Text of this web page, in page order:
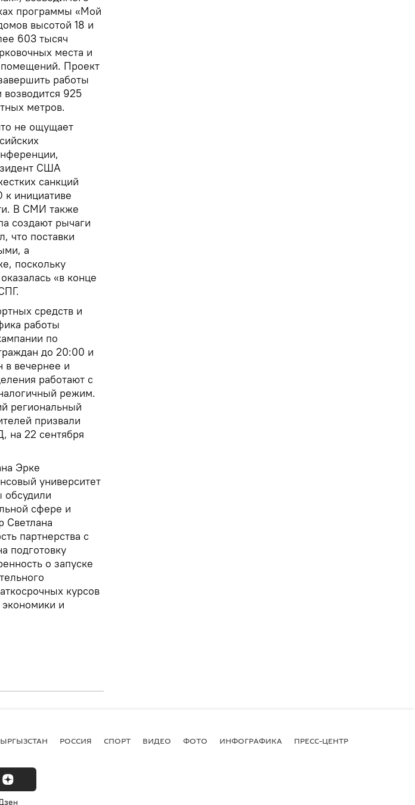
программы «Мой
высотой 18 и
603 тысяч
места и
Проект
работы
925
метров.
не ощущает
США
санкций
к инициативе
В СМИ также
создают рычаги
что поставки
а
поскольку
«в конце
средств и
работы
по
до 20:00 и
в вечернее и
работают с
режим.
региональный
призвали
на 22 сентября
Эрке
университет
обсудили
сфере и
Светлана
партнерства с
подготовку
о запуске
курсов
и
РОССИЯ СПОРТ ВИДЕО ФОТО ИНФОГРАФИКА ПРЕСС-ЦЕНТР